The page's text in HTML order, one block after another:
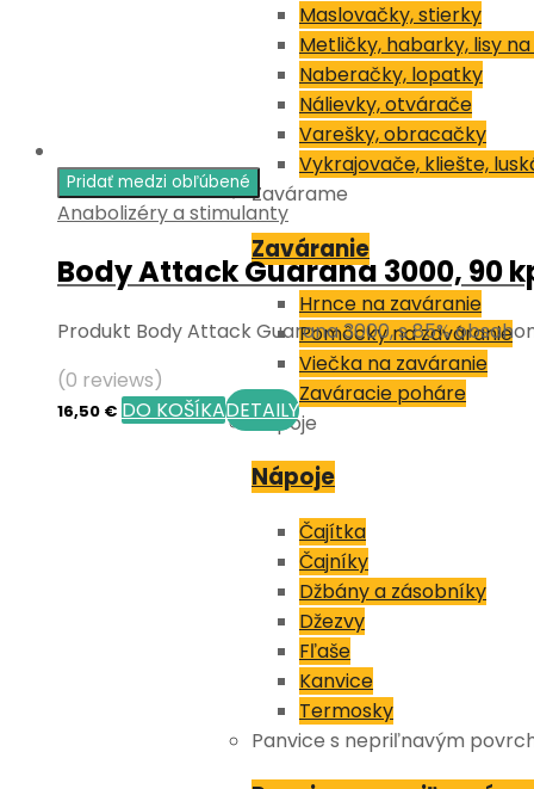
Maslovačky, stierky
Metličky, habarky, lisy
Naberačky, lopatky
Nálievky, otvárače
Varešky, obracačky
Vykrajovače, kliešte,
Zavárame
Zaváranie
Hrnce na zaváranie
Pomôcky na zaváranie
Viečka na zaváranie
Zaváracie poháre
Nápoje
Nápoje
Čajítka
Čajníky
Džbány a zásobníky
Džezvy
Fľaše
Kanvice
Termosky
Panvice s nepriľnavým
Pridať medzi obľúbené
Anabolizéry a stimulanty
Body Attack Guarana 3000, 90
Produkt Body Attack Guarana 3000, s 85%
(0 reviews)
16,50 € DO KOŠÍKADETAILY